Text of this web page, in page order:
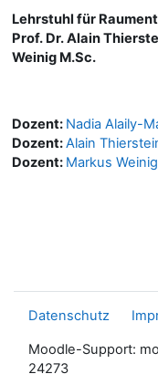
Lehrstuhl für
Prof. Dr. Alain
Weinig M.Sc.
Dozent: Nadia Alaily-
Dozent:Alain
Dozent: Markus Weinig
Datenschutz
Moodle-Support:
24273